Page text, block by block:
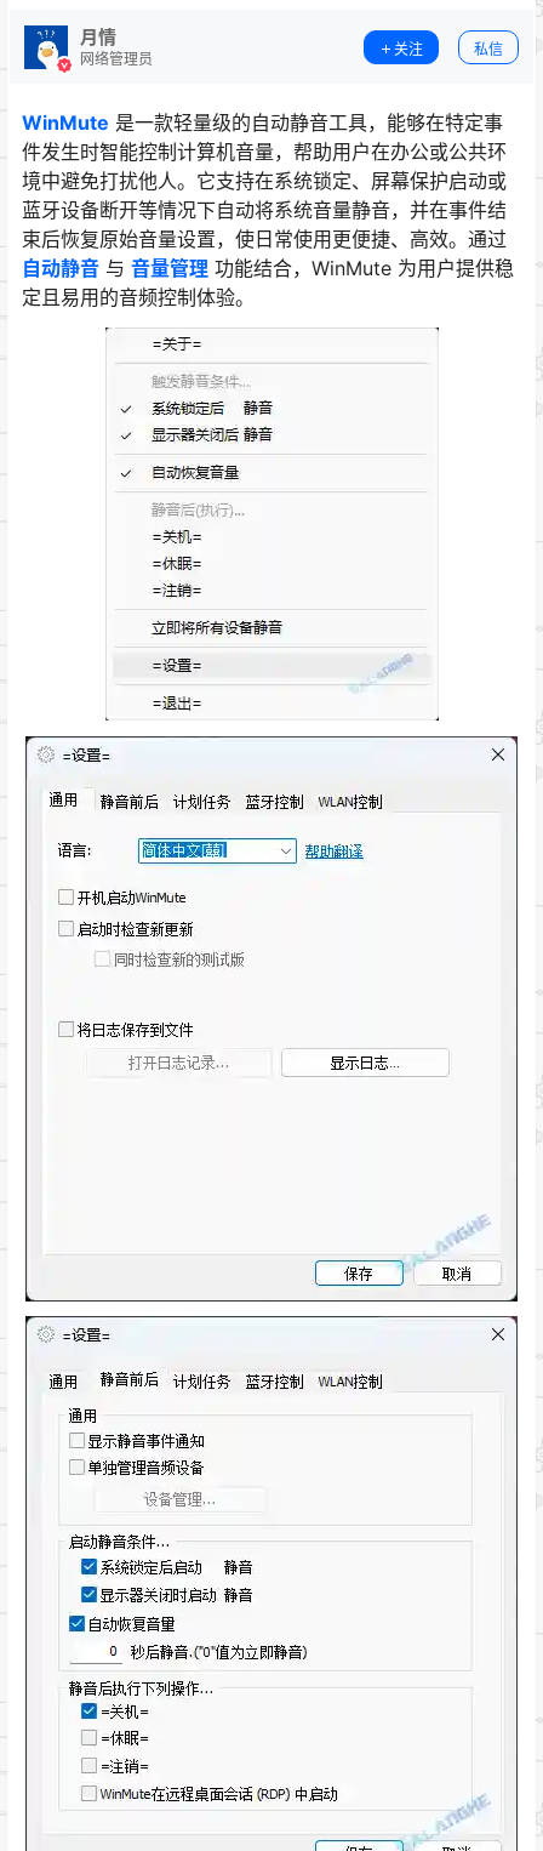
月情
网络管理员
关注 私信
WinMute 是一款轻量级的自动静音工具，能够在特定事
件发生时智能控制计算机音量，帮助用户在办公或公共环
境中避免打扰他人。它支持在系统锁定、屏幕保护启动或
蓝牙设备断开等情况下自动将系统音量静音，并在事件结
束后恢复原始音量设置，使日常使用更便捷、高效。通过
自动静音 与 音量管理 功能结合，WinMute 为用户提供稳
定且易用的音频控制体验。